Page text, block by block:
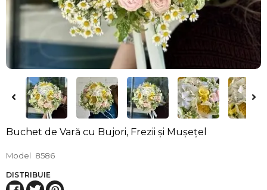
Buchet de Vară cu Bujori, Frezii și Mușețel
Model 8586
DISTRIBUIE